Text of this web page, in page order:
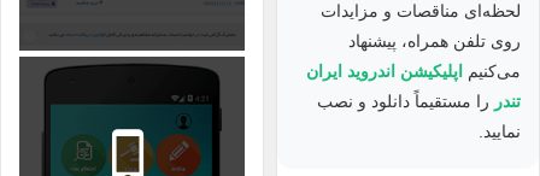
لحظه‌ای مناقصات و مزایدات
روی تلفن همراه، پیشنهاد
می‌کنیم اپلیکیشن اندروید ایران
تندر را مستقیماً دانلود و نصب
نمایید.